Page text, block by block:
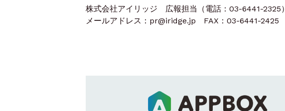
株式会社アイリッジ 広報担当（電話：03-6441-2325）
メールアドレス：pr@iridge.jp FAX：03-6441-2425